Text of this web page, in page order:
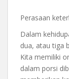
Perasaan
Dalam
dua, atau tiga
Kita memiliki
dalam porsi